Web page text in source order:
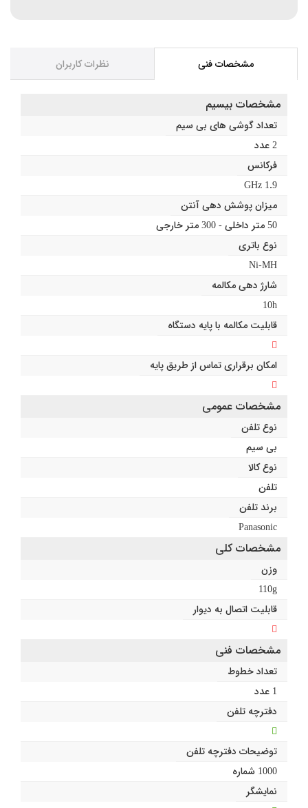
مشخصات فنی نظرات کاربران
مشخصات بیسیم
تعداد گوشی های بی سیم
2 عدد
فرکانس
1.9 GHz
میزان پوشش دهی آنتن
50 متر داخلی - 300 متر خارجی
نوع باتری
Ni-MH
شارژ دهی مکالمه
10h
قابلیت مکالمه با پایه دستگاه
امکان برقراری تماس از طریق پایه
مشخصات عمومی
نوع تلفن
بی سیم
نوع کالا
تلفن
برند تلفن
Panasonic
مشخصات کلی
وزن
110g
قابلیت اتصال به دیوار
مشخصات فنی
تعداد خطوط
1 عدد
دفترچه تلفن
توضیحات دفترچه تلفن
1000 شماره
نمایشگر